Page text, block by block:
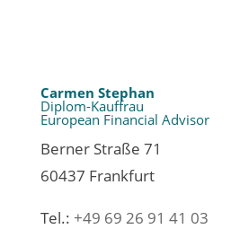
Carmen Stephan
Diplom-Kauffrau
European Financial Advisor
Berner Straße 71
60437 Frankfurt
Tel.: +49 69 26 91 41 03